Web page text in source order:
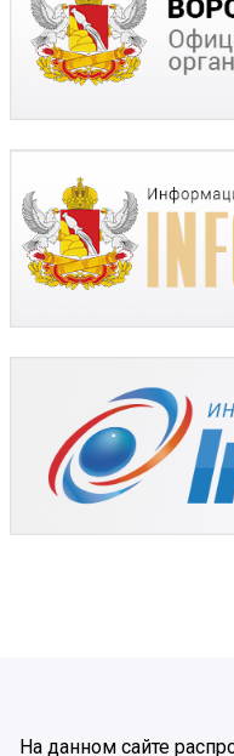
На данном сайте